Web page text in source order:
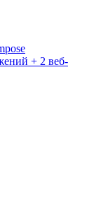
+ 2 веб-